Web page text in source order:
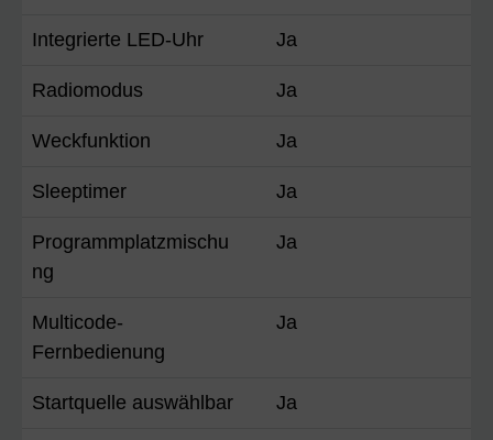
Integrierte LED-Uhr Ja
Radiomodus Ja
Weckfunktion Ja
Sleeptimer Ja
Programmplatzmischu
ng
Ja
Multicode-
Fernbedienung
Ja
Startquelle auswählbar Ja